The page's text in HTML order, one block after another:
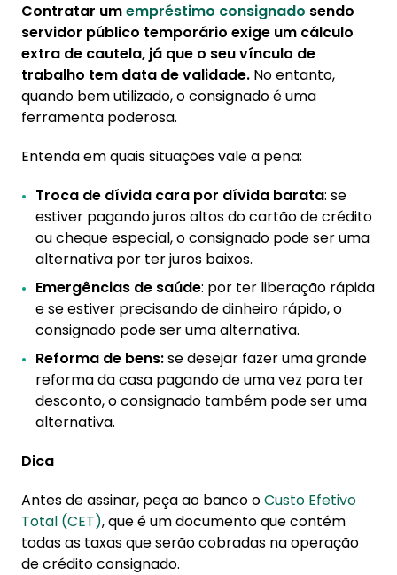
Contratar umempréstimo consignado sendo
servidor público temporário exige um cálculo
extra de cautela, já que o seu vínculo de
trabalho tem data de validade. No entanto,
quando bem utilizado, o consignado é uma
ferramenta poderosa.
Entenda em quais situações vale a pena:
Troca de dívida cara por dívida barata: se
estiver pagando juros altos do cartão de crédito
ou cheque especial, o consignado pode ser uma
alternativa por ter juros baixos.
Emergências de saúde: por ter liberação rápida
e se estiver precisando de dinheiro rápido, o
consignado pode ser uma alternativa.
Reforma de bens:se desejar fazer uma grande
reforma da casa pagando de uma vez para ter
desconto, o consignado também pode ser uma
alternativa.
Dica
Antes de assinar, peça ao banco oCusto Efetivo
Total (CET), que é um documento que contém
todas as taxas que serão cobradas na operação
de crédito consignado.